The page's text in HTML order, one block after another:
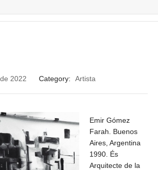
2022 Category: Artista
Emir Gómez
Farah. Buenos
Aires, Argentina
1990. És
Arquitecte de la